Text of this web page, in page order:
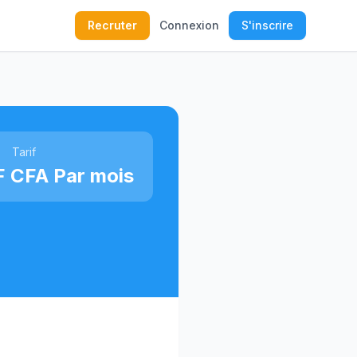
Recruter Connexion S'inscrire
Tarif
Par mois